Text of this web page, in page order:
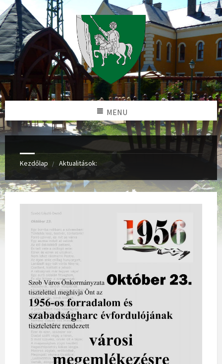
MENU
Kezdőlap Aktualitások: